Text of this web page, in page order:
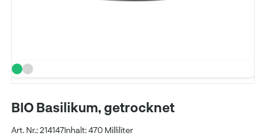
BIO Basilikum, getrocknet
Art. Nr.: 214147Inhalt: 470 Milliliter